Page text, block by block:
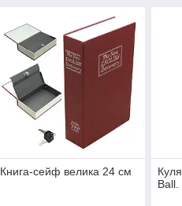
Книга-сейф велика 24 см
Ball.